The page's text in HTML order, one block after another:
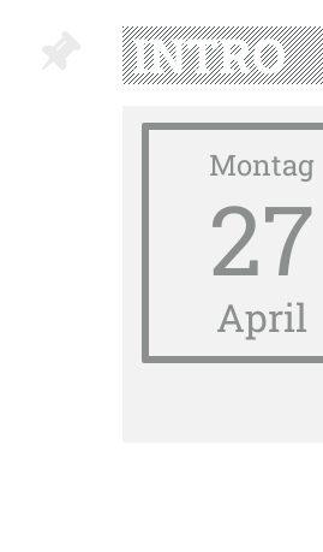
INTRO
Montag
27
April